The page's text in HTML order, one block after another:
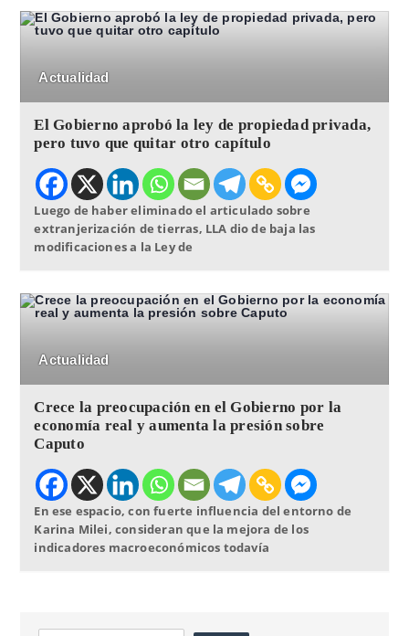
Actualidad
El Gobierno aprobó la ley de propiedad privada,
pero tuvo que quitar otro capítulo
Luego de haber eliminado el articulado sobre
extranjerización de tierras, LLA dio de baja las
modificaciones a la Ley de
Actualidad
Crece la preocupación en el Gobierno por la
economía real y aumenta la presión sobre
Caputo
En ese espacio, con fuerte influencia del entorno de
Karina Milei, consideran que la mejora de los
indicadores macroeconómicos todavía